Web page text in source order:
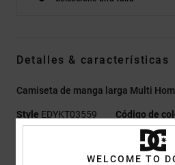
Detalles & características
Camiseta de manga larga Multi
Style EDYKT03559 Código de
WELCOME TO